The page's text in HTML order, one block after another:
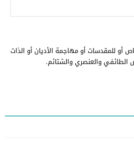
أو للمقدسات أو مهاجمة الأديان أو الذات
الطائفي والعنصري والشتائم.